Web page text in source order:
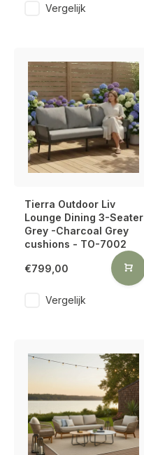
Vergelijk
Tierra Outdoor Liv
Lounge Dining 3-Seater
Grey -Charcoal Grey
cushions - TO-7002
€799,00
Vergelijk